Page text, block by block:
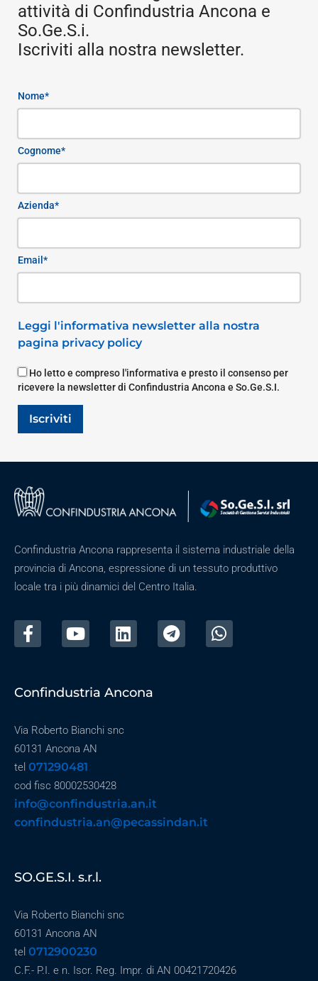
attività di Confindustria Ancona e
So.Ge.S.i.
Iscriviti alla nostra newsletter.
Nome*
Cognome*
Azienda*
Email*
Leggi l'informativa newsletter alla nostra
pagina privacy policy
Ho letto e compreso l'informativa e presto il consenso per
ricevere la newsletter di Confindustria Ancona e So.Ge.S.I.
Iscriviti
Confindustria Ancona rappresenta il sistema industriale della
provincia di Ancona, espressione di un tessuto produttivo
locale tra i più dinamici del Centro Italia.
Confindustria Ancona
Via Roberto Bianchi snc
60131 Ancona AN
tel 071290481
cod fisc 80002530428
info@confindustria.an.it
confindustria.an@pecassindan.it
SO.GE.S.I. s.r.l.
Via Roberto Bianchi snc
60131 Ancona AN
tel 0712900230
C.F.- P.I. e n. Iscr. Reg. Impr. di AN 00421720426